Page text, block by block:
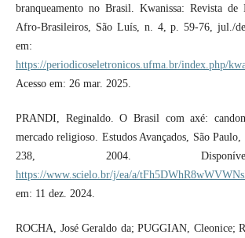
branqueamento no Brasil. Kwanissa: Revista de
Afro-Brasileiros, São Luís, n. 4, p. 59-76, jul./
em:
https://periodicoseletronicos.ufma.br/index.php/
Acesso em: 26 mar. 2025.
PRANDI, Reginaldo. O Brasil com axé:
mercado religioso. Estudos Avançados, São
238, 2004.
https://www.scielo.br/j/ea/a/
em: 11 dez. 2024.
ROCHA, José Geraldo da; PUGGIAN, Cleonice;